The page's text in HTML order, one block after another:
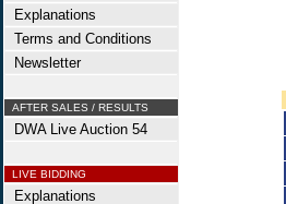
Explanations
Terms and Conditions
Newsletter
AFTER SALES / RESULTS
DWA Live Auction 54
LIVE BIDDING
Explanations